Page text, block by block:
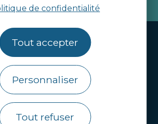
de confidentialité
Tout accepter
Personnaliser
Tout refuser
Webcams
Brochures
d’Armor Destination